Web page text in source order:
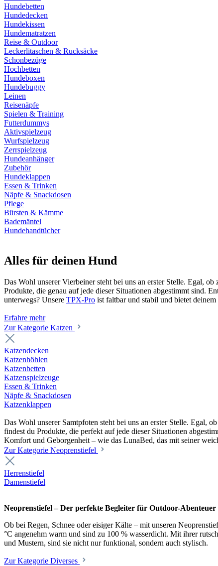
Hundebetten
Hundedecken
Hundekissen
Hundematratzen
Reise & Outdoor
Leckerlitaschen & Rucksäcke
Schonbezüge
Hochbetten
Hundeboxen
Hundebuggy
Leinen
Reisenäpfe
Spielen & Training
Futterdummys
Aktivspielzeug
Wurfspielzeug
Zerrspielzeug
Hundeanhänger
Zubehör
Hundeklappen
Essen & Trinken
Näpfe & Snackdosen
Pflege
Bürsten & Kämme
Bademäntel
Hundehandtücher
Alles für deinen Hund
Das Wohl unserer Vierbeiner steht bei uns an erster Stelle. Egal,
Produkte, die genau auf jede dieser Situationen abgestimmt sind.
unterwegs? Unsere TPX-Pro ist faltbar und stabil und bietet
Erfahre mehr
Zur Kategorie Katzen
Katzendecken
Katzenhöhlen
Katzenbetten
Katzenspielzeuge
Essen & Trinken
Näpfe & Snackdosen
Katzenklappen
Das Wohl unserer Samtpfoten steht bei uns an erster Stelle. Egal,
findest du Produkte, die perfekt auf jede dieser Situationen
Komfort und Geborgenheit – wie das LunaBed, das mit seiner
Zur Kategorie Neoprenstiefel
Herrenstiefel
Damenstiefel
Neoprenstiefel – Der perfekte Begleiter für Outdoor-
Ob bei Regen, Schnee oder eisiger Kälte – mit unseren
°C angenehm warm und sind zu 100 % wasserdicht. Mit ihrer
und Mustern, sind sie nicht nur funktional, sondern auch stylisch.
Zur Kategorie Diverses